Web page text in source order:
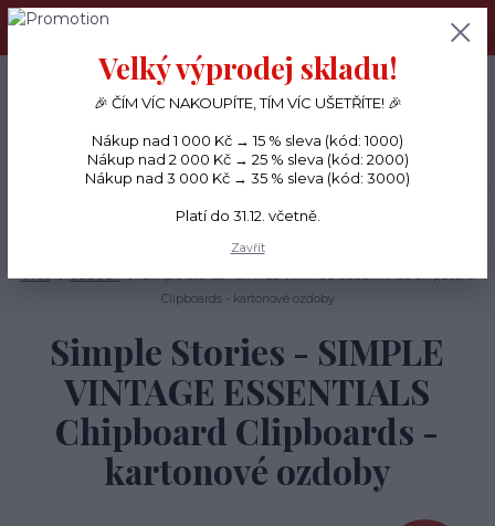
PŘÁNÍČKA a PAPÍROVÉ DÁRKY odesílám každý den, KREATIVNÍ
Menu
CZK
+420 734 380 930
(Po-Ne, 8-20 hod.)
Clipboards - kartonové ozdoby
Simple Stories - SIMPLE
VINTAGE ESSENTIALS
Chipboard Clipboards -
kartonové ozdoby
Velký výprodej skladu!
🎉 ČÍM VÍC NAKOUPÍTE, TÍM VÍC UŠETŘÍTE! 🎉
Nákup nad 1 000 Kč → 15 % sleva (kód: 1000)
Nákup nad 2 000 Kč → 25 % sleva (kód: 2000)
Nákup nad 3 000 Kč → 35 % sleva (kód: 3000)
Platí do 31.12. včetně.
Zavřít